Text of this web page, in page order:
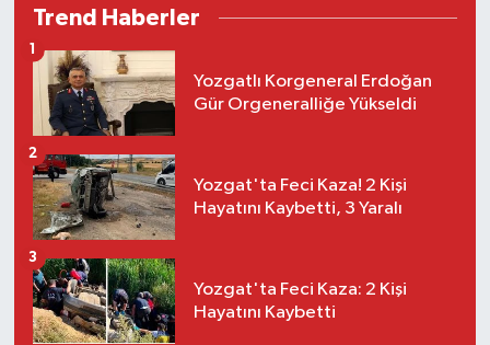
Trend Haberler
Yozgatlı Korgeneral Erdoğan
Gür Orgeneralliğe Yükseldi
1
Yozgat'ta Feci Kaza! 2 Kişi
Hayatını Kaybetti, 3 Yaralı
2
Yozgat'ta Feci Kaza: 2 Kişi
Hayatını Kaybetti
3